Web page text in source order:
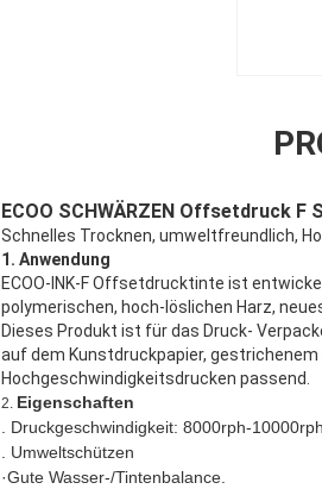
ECOO SCHWÄRZEN Offsetdruck
Schnelles Trocknen, umweltfreundlich,
1. Anwendung
ECOO-INK-F Offsetdrucktinte ist
polymerischen, hoch-löslichen Harz,
Dieses Produkt ist für das Druck-
auf dem Kunstdruckpapier,
Hochgeschwindigkeitsdrucken passend.
2. Eigenschaften
. Druckgeschwindigkeit: 8000rph-10000rph
. Umweltschützen
·Gute Wasser-/Tintenbalance.